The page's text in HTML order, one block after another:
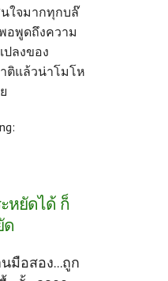
ใจมากทุกบล๊
อพูดถึงความ
ปลงของ
ติแล้วน่าโมโห
ะหยัดได้ ก็
ด
มือสอง...ถูก